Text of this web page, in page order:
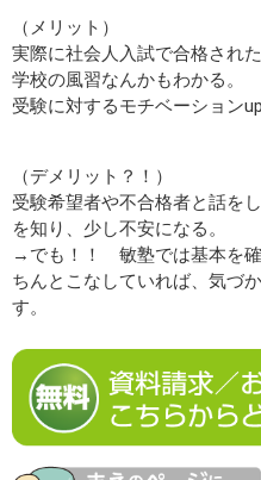
（メリット）
実際に社会人入試で合格され
学校の風習なんかもわかる。
受験に対するモチベーション
（デメリット？！）
受験希望者や不合格者と話を
を知り、少し不安になる。
→でも！！ 敏塾では基本を確
ちんとこなしていれば、気づ
す。